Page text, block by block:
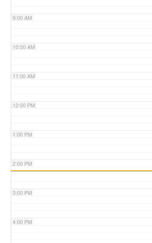
9:00 AM
10:00 AM
11:00 AM
12:00 PM
1:00 PM
2:00 PM
3:00 PM
4:00 PM